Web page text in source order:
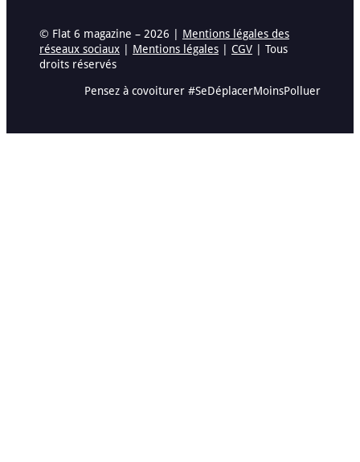
© Flat 6 magazine – 2026 | Mentions légales des
réseaux sociaux | Mentions légales |CGV | Tous
droits réservés
Pensez à covoiturer #SeDéplacerMoinsPolluer